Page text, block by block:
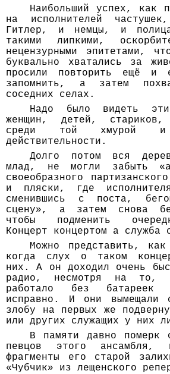
Наибольший успех, как
на исполнителей
Гитлер, и немцы, и
такими липкими,
нецензурными эпитетами,
буквально хватались за
просили повторить ещё и
запомнить, а затем
соседних селах.
Надо было видеть
женщин, детей, стариков,
среди той хмурой и
действительности.
Долго потом вся
млад, не могли забыть
своеобразного
и пляски, где
сменившись с поста,
сцену», а затем снова
чтобы подменить
Концерт концертом а служба
Можно представить,
когда слух о таком
них. А он доходил очень
радио, несмотря на то,
работало без батареек
исправно. И они вымещали
злобу на первых же
или других служащих у них
В памяти давно померк
певцов этого ансамбля,
фрагменты его старой
«Чубчик» из лещенского